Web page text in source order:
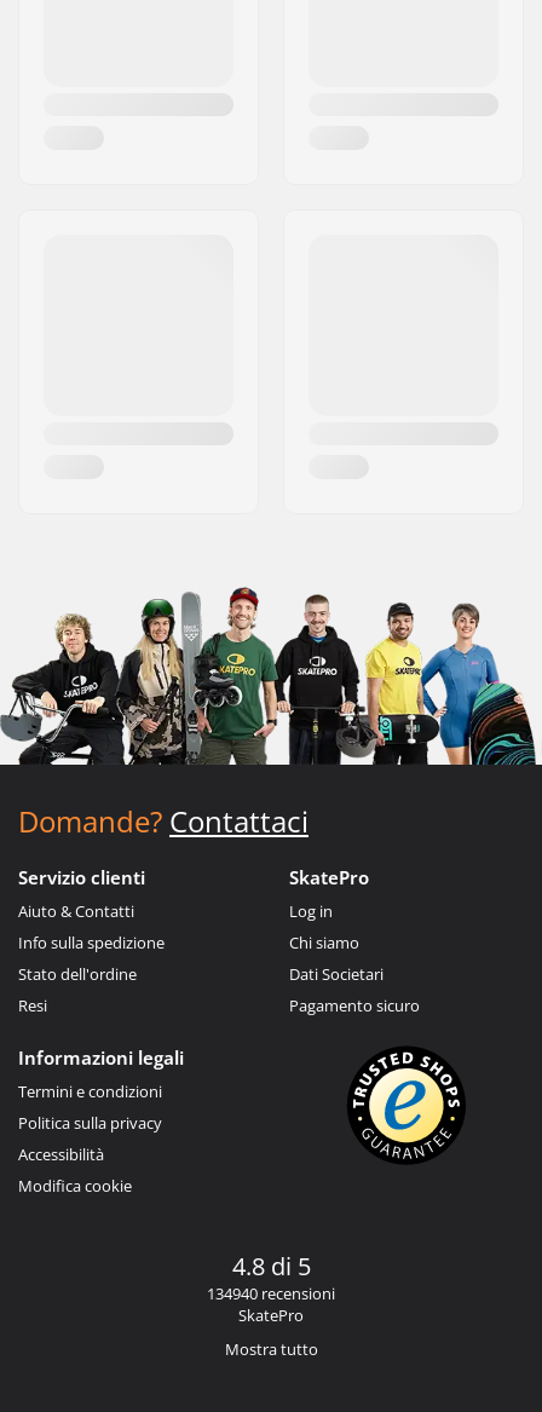
Domande? Contattaci
Servizio clienti
Aiuto & Contatti
Info sulla spedizione
Stato dell'ordine
Resi
SkatePro
Log in
Chi siamo
Dati Societari
Pagamento sicuro
Informazioni legali
Termini e condizioni
Politica sulla privacy
Accessibilità
Modifica cookie
4.8 di 5
134940 recensioni
SkatePro
Mostra tutto